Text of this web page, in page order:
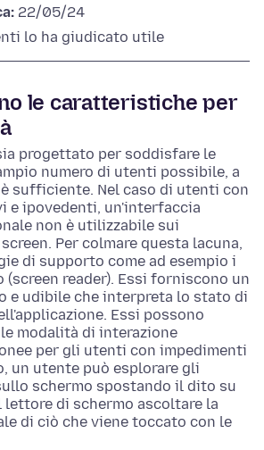
22/05/24
lo ha giudicato utile
le caratteristiche per
progettato per soddisfare le
numero di utenti possibile, a
sufficiente. Nel caso di utenti con
e ipovedenti, un'interfaccia
non è utilizzabile sui
Per colmare questa lacuna,
di supporto come ad esempio i
reader). Essi forniscono un
e udibile che interpreta lo stato di
Essi possono
modalità di interazione
per gli utenti con impedimenti
un utente può esplorare gli
schermo spostando il dito su
lettore di schermo ascoltare la
di ciò che viene toccato con le